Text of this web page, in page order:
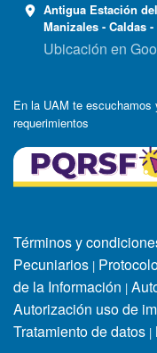
Antigua Estación
Manizales - Caldas
Ubicación en
En la UAM te
requerimientos
Términos y
Pecuniarios |
de la Información |
Autorización uso de
Tratamiento de datos |